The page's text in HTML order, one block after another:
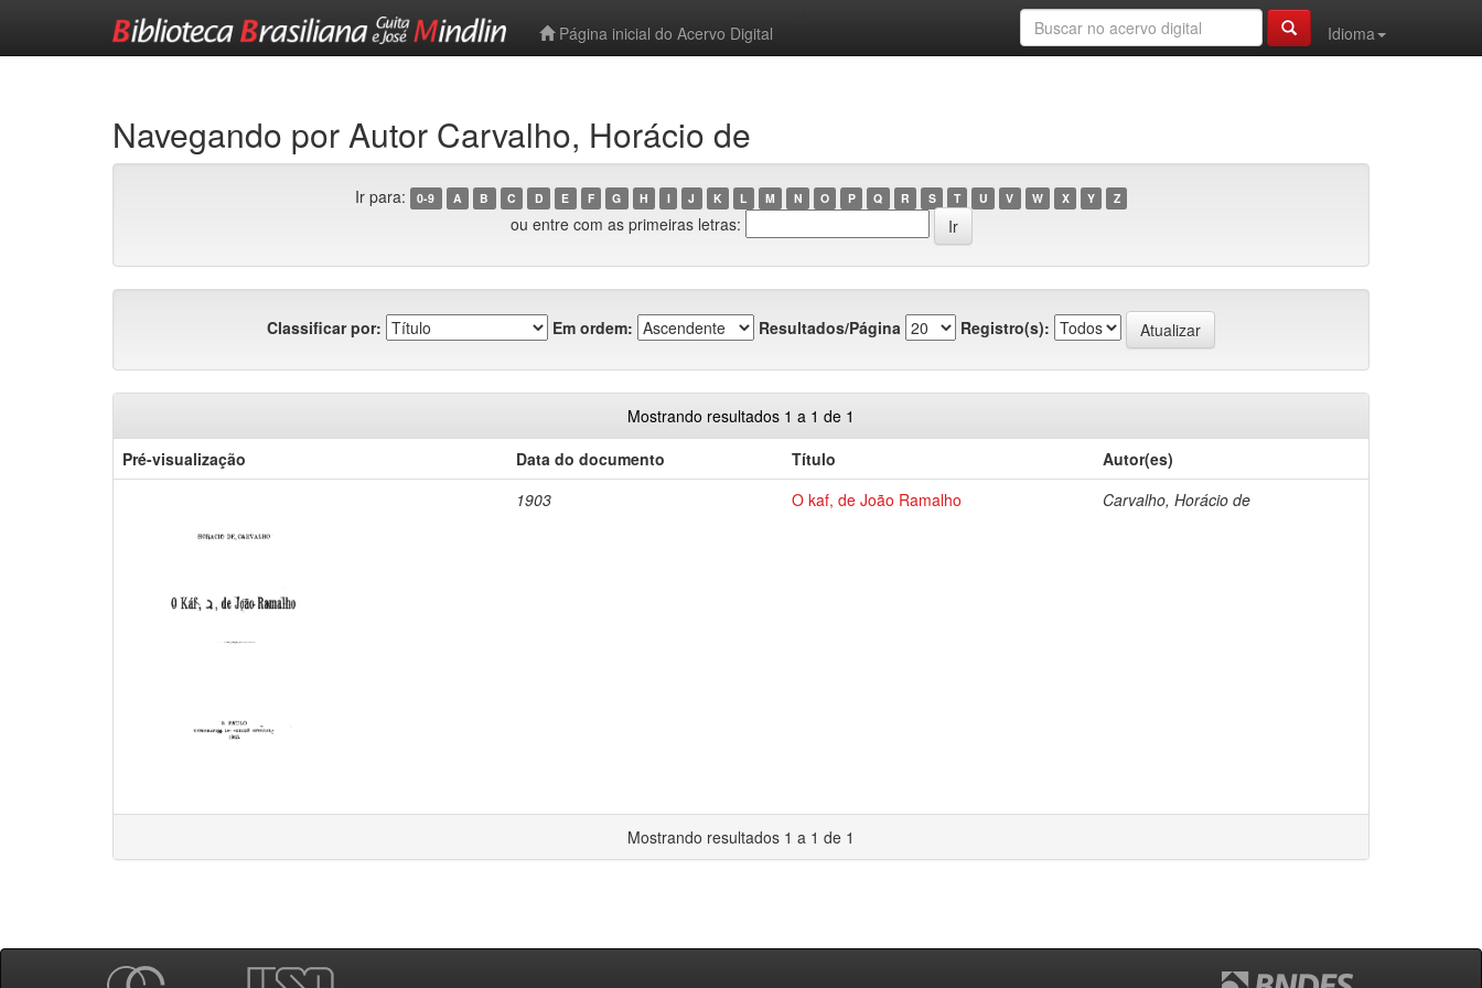
Página inicial do Acervo Digital
Idioma
Navegando por Autor Carvalho, Horácio de
Ir para: 0-9 A B C D E F G H I J K L M N O P Q R S T U V W X Y Z
ou entre com as primeiras letras:
Classificar por: Em ordem: Resultados/Página Registro(s):
Mostrando resultados 1 a 1 de 1
Pré-visualização
Data do documento Título
Autor(es)
1903
O kaf, de João Ramalho Carvalho, Horácio de
Mostrando resultados 1 a 1 de 1